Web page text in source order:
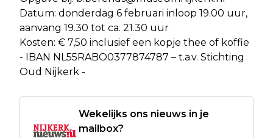
Datum: donderdag 6 februari inloop 19.00 uur,
aanvang 19.30 tot ca. 21.30 uur
Kosten: € 7,50 inclusief een kopje thee of koffie
- IBAN NL55RABO0377874787 – t.a.v. Stichting
Oud Nijkerk -
Wekelijks ons nieuws in je
mailbox?